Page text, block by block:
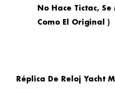
No Hace Tictac,
Como El Original )
Réplica De Reloj Yacht